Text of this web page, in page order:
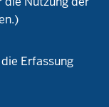
Erfassung